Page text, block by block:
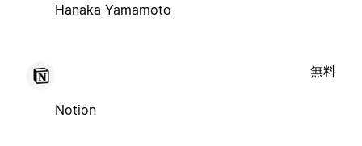
Hanaka Yamamoto
Notion
無料